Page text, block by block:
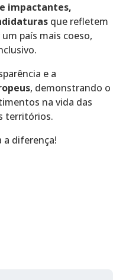
impactantes,
que refletem
país mais coeso,
e a
, demonstrando o
na vida das
territórios.
a diferença!